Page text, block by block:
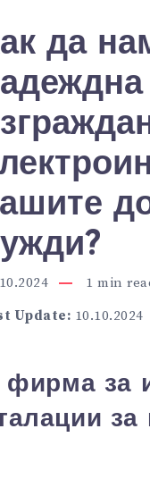
да
1 min
Update: 10.10.2024
фирма за